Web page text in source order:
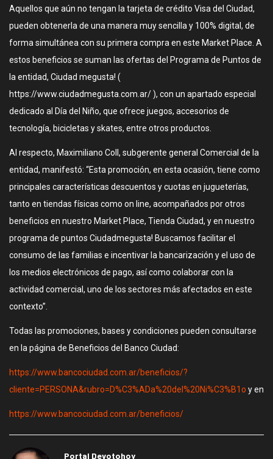
Aquellos que aún no tengan la tarjeta de crédito Visa del Ciudad,
pueden obtenerla de una manera muy sencilla y 100% digital, de
forma simultánea con su primera compra en este Market Place. A
estos beneficios se suman las ofertas del Programa de Puntos de
la entidad, Ciudad megusta! (
https://www.ciudadmegusta.com.ar/ ), con un apartado especial
dedicado al Día del Niño, que ofrece juegos, accesorios de
tecnología, bicicletas y skates, entre otros productos.
Al respecto, Maximiliano Coll, subgerente general Comercial de la
entidad, manifestó: “Esta promoción, en esta ocasión, tiene como
principales características descuentos y cuotas en jugueterías,
tanto en tiendas físicas como on line, acompañados por otros
beneficios en nuestro Market Place, Tienda Ciudad, y en nuestro
programa de puntos Ciudadmegusta! Buscamos facilitar el
consumo de las familias e incentivar la bancarización y el uso de
los medios electrónicos de pago, así como colaborar con la
actividad comercial, uno de los sectores más afectados en este
contexto”.
Todas las promociones, bases y condiciones pueden consultarse
en la página de Beneficios del Banco Ciudad:
https://www.bancociudad.com.ar/beneficios/?
cliente=PERSONA&rubro=D%C3%ADa%20del%20Ni%C3%B1o y en
https://www.bancociudad.com.ar/beneficios/
Portal Devotohoy